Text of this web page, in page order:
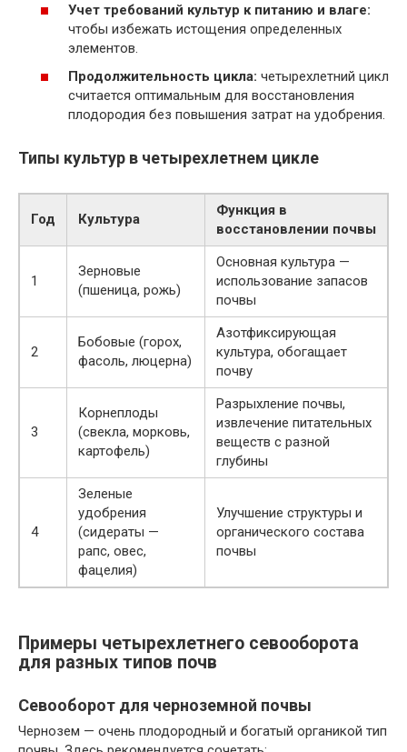
Учет требований культур к питанию и влаге:
чтобы избежать истощения определенных
элементов.
Продолжительность цикла: четырехлетний цикл
считается оптимальным для восстановления
плодородия без повышения затрат на удобрения.
Типы культур в четырехлетнем цикле
Год Культура
Функция в
восстановлении почвы
1
Зерновые
(пшеница, рожь)
Основная культура —
использование запасов
почвы
2
Бобовые (горох,
фасоль, люцерна)
Азотфиксирующая
культура, обогащает
почву
3
Корнеплоды
(свекла, морковь,
картофель)
Разрыхление почвы,
извлечение питательных
веществ с разной
глубины
4
Зеленые
удобрения
(сидераты —
рапс, овес,
фацелия)
Улучшение структуры и
органического состава
почвы
Примеры четырехлетнего севооборота
для разных типов почв
Севооборот для черноземной почвы
Чернозем — очень плодородный и богатый органикой тип